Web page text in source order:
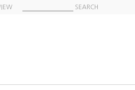
SEARCH